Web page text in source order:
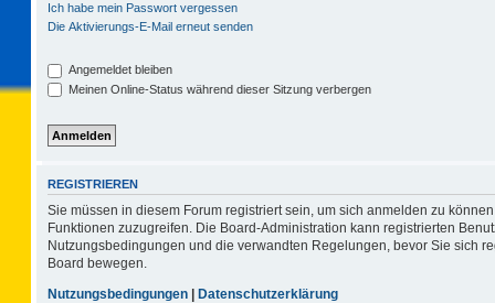
Ich habe mein Passwort vergessen
Die Aktivierungs-E-Mail erneut senden
Angemeldet bleiben
Meinen Online-Status während dieser Sitzung verbergen
REGISTRIEREN
Sie müssen in diesem Forum registriert sein, um sich anmelden zu
Funktionen zuzugreifen. Die Board-Administration kann registrierten
Nutzungsbedingungen und die verwandten Regelungen, bevor Sie sich
Board bewegen.
Nutzungsbedingungen | Datenschutzerklärung